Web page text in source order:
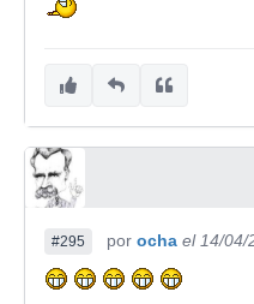
#295 por ocha el 14/04/